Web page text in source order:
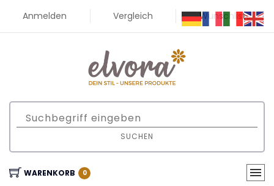
Anmelden Vergleich Wunschliste
SUCHEN
WARENKORB 0